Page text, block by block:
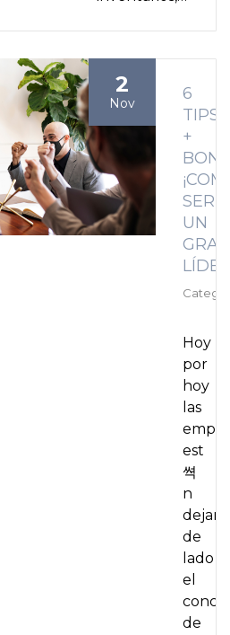
2
Nov
6
TIPS
+
SER
UN
GRAN
Hoy
por
hoy
las
est
쎡
n
de
lado
el
de